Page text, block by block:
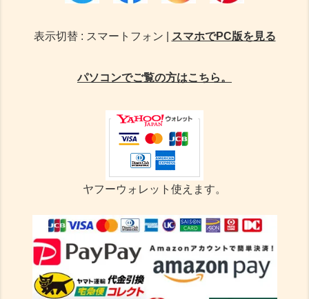
表示切替 : スマートフォン | スマホでPC版を見る
パソコンでご覧の方はこちら。
ヤフーウォレット使えます。